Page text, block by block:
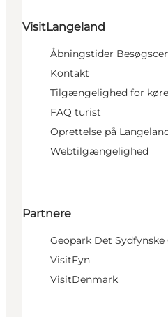
VisitLangeland
Åbningstider
Kontakt
Tilgængelighed for
FAQ turist
Oprettelse på
Webtilgængelighed
Partnere
Geopark Det
VisitFyn
VisitDenmark